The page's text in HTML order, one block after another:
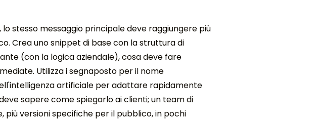
stesso messaggio principale deve raggiungere più
Crea uno snippet di base con la struttura di
(con la logica aziendale), cosa deve fare
Utilizza i segnaposto per il nome
artificiale per adattare rapidamente
sapere come spiegarlo ai clienti; un team di
più versioni specifiche per il pubblico, in pochi